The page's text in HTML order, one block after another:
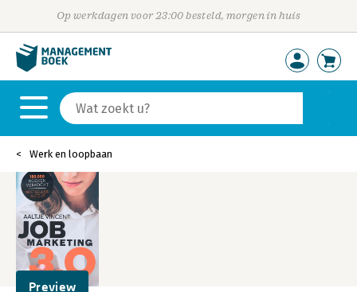
Op werkdagen voor 23:00 besteld, morgen in huis
Werk en loopbaan
Preview